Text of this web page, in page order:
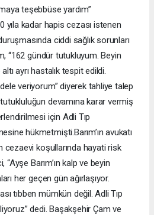
teşebbüse yardım”
yıla kadar hapis cezası istenen
ciddi sağlık sorunları
“162 gündür tutukluyum. Beyin
ayrı hastalık tespit edildi.
veriyorum” diyerek tahliye talep
devamına karar vermiş
için Adli Tıp
hükmetmişti.Barım’ın avukatı
cezaevi koşullarında hayati risk
“Ayşe Barım’ın kalp ve beyin
her geçen gün ağırlaşıyor.
tıbben mümkün değil. Adli Tıp
dedi. Başakşehir Çam ve